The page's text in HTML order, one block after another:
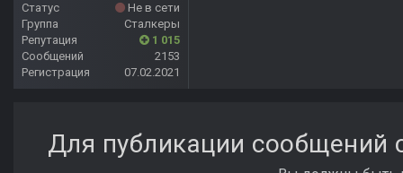
Статус
Не в сети
Группа
Сталкеры
Репутация
1 015
Сообщений
2153
Регистрация
07.02.2021
Для публикации сообщений